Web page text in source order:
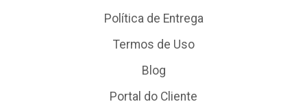
Política de Entrega
Termos de Uso
Blog
Portal do Cliente